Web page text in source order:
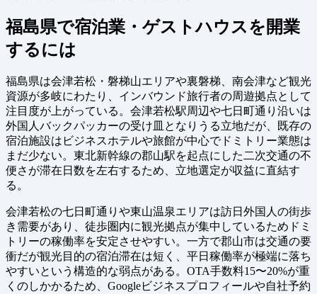
福島県で宿泊業・ゲストハウスを開業
するには
福島県は会津若松・磐梯山エリアや裏磐梯、南会津など観光
資源が多岐にわたり、インバウンド旅行者の周遊拠点として
注目度が上がっている。会津若松駅周辺や七日町通り沿いは
外国人バックパッカーの受け皿となりうる立地だが、既存の
宿泊施設はビジネスホテルや旅館が中心でドミトリー業態は
まだ少ない。東北新幹線の郡山駅を起点にした二次交通の不
便さが滞在日数を左右するため、立地選定が収益に直結す
る。
会津若松の七日町通りや東山温泉エリアは訪日外国人の街歩
き需要があり、徒歩圏内に観光拠点が集中しているためドミ
トリーの稼働率を安定させやすい。一方で郡山市は交通の要
衝だが観光目的の宿泊滞在は短く、平日稼働率が極端に落ち
やすいという構造的な弱点がある。OTA手数料15〜20%が重
くのしかかるため、Googleビジネスプロフィールや自社予約